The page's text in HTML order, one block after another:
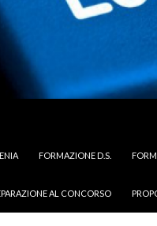
FORMAZIONE D.S.
AL CONCORSO